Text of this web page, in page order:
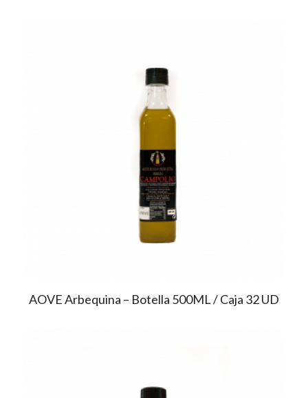
AOVE Arbequina – Botella 500ML / Caja 32 UD